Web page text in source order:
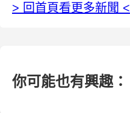
> 回首頁看更多新聞 <
你可能也有興趣：